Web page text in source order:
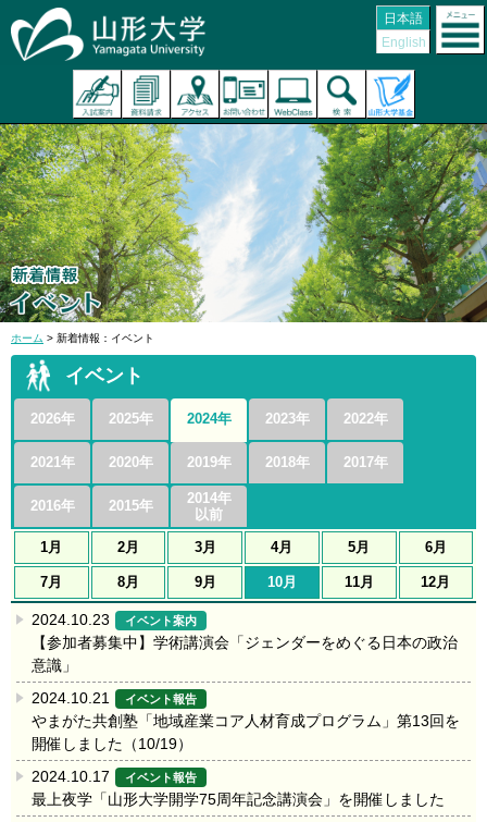
日本語
English
ホーム > 新着情報：イベント
イベント
2026年 2025年 2024年 2023年 2022年
2021年 2020年 2019年 2018年 2017年
2016年 2015年
2014年
以前
1月
2月 3月 4月 5月 6月
7月 8月 9月 10月 11月 12月
2024.10.23 イベント案内
【参加者募集中】学術講演会「ジェンダーをめぐる日本の政治
意識」
2024.10.21
イベント報告
やまがた共創塾「地域産業コア人材育成プログラム」第13回を
開催しました（10/19）
2024.10.17
イベント報告
最上夜学「山形大学開学75周年記念講演会」を開催しました